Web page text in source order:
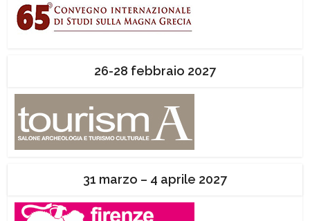
26-28 febbraio 2027
31 marzo – 4 aprile 2027